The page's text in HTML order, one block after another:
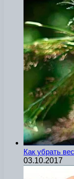
Как убрать
03.10.2017